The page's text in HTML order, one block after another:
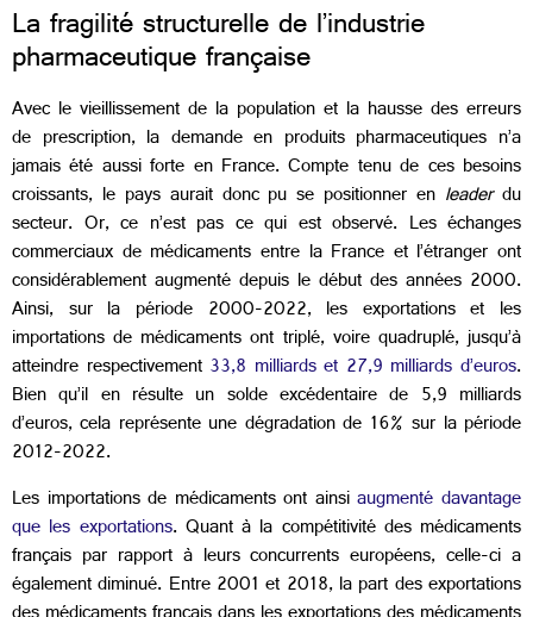
La fragilité structurelle de l’industrie
pharmaceutique française
Avec le vieillissement de la population et la hausse des erreurs
de prescription, la demande en produits pharmaceutiques n’a
jamais été aussi forte en France. Compte tenu de ces besoins
croissants, le pays aurait donc pu se positionner en leaderdu
secteur. Or, ce n’est pas ce qui est observé. Les échanges
commerciaux de médicaments entre la France et l’étranger ont
considérablement augmenté depuis le début des années 2000.
Ainsi, sur la période 2000-2022, les exportations et les
importations de médicaments ont triplé, voire quadruplé, jusqu’à
atteindre respectivement 33,8 milliards et 27,9 milliards d’euros.
Bien qu’il en résulte un solde excédentaire de 5,9 milliards
d’euros, cela représente une dégradation de 16% sur la période
2012-2022.
Les importations de médicaments ont ainsiaugmenté davantage
que les exportations. Quant à la compétitivité des médicaments
français par rapport à leurs concurrents européens, celle-ci a
également diminué. Entre 2001 et 2018, la part des exportations